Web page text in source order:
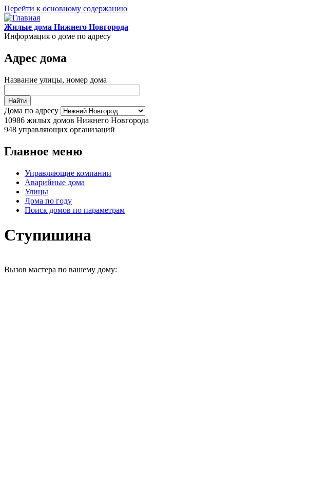
Перейти к основному содержанию
Жилые дома Нижнего Новгорода
Информация о доме по адресу
Адрес дома
Название улицы, номер дома
Дома по адресу
10986 жилых домов Нижнего Новгорода
948 управляющих организаций
Главное меню
Управляющие компании
Аварийные дома
Улицы
Дома по году
Поиск домов по параметрам
Ступишина
Вызов мастера по вашему дому: